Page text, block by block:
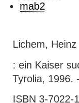
mab2
Lichem,
: ein Kaiser
Tyrolia, 1996.
ISBN 3-7022-